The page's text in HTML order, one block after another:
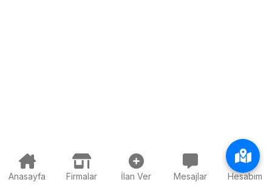
Anasayfa Firmalar İlan Ver Mesajlar Hesabım